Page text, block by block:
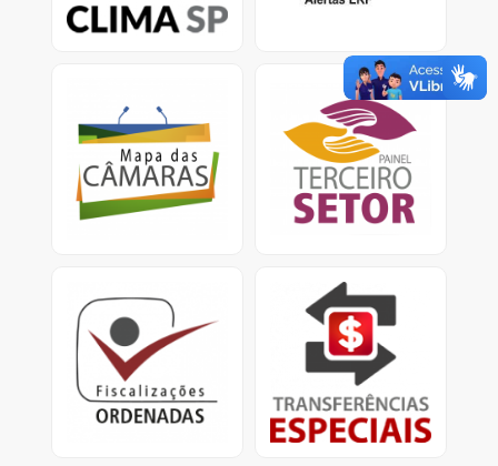
climáticas.
Informações sobre Gasto
com pessoal e custeio
no Legislativo nos
municípios.
Painel Terceiro Setor
A plataforma apresenta
dados e informações
sobre os ajustes com
entidades do Terceiro
Setor.
Relatórios consolidados
para divulgação
de resultados e
providências cabíveis.
Transferências Especiais
Apresenta informações
detalhadas sobre as
transferências especiais,
conhecidas como
emendas pix.<